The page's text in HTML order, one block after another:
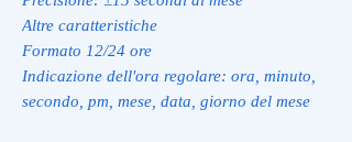
Altre caratteristiche
Formato 12/24 ore
Indicazione dell'ora regolare: ora, minuto,
secondo, pm, mese, data, giorno del mese